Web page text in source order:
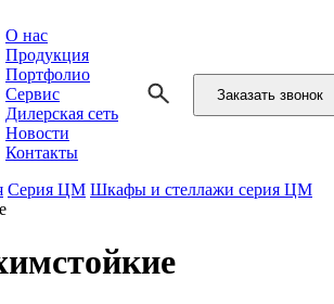
О нас
Продукция
Портфолио
Сервис
Дилерская сеть
Новости
Контакты
Заказать звонок
Серия ЦМ Шкафы и стеллажи серия ЦМ